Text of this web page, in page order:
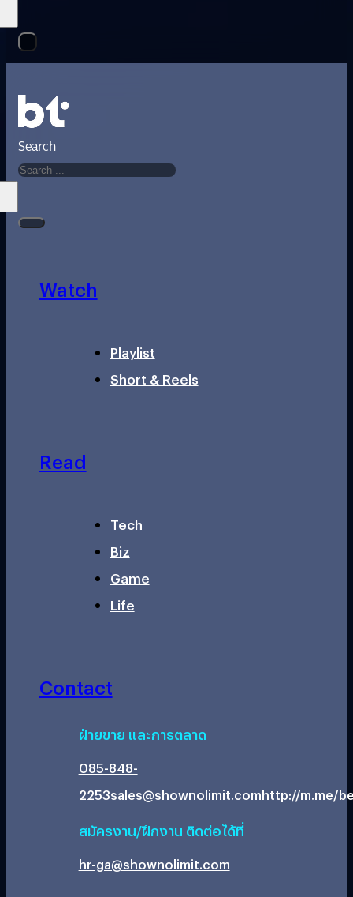
Search
Watch
Playlist
Short & Reels
Read
Tech
Biz
Game
Life
Contact
ฝ่ายขาย และการตลาด
085-848-
2253sales@shownolimit.comhttp://m.me/
สมัครงาน/ฝึกงาน ติดต่อได้ที่
hr-ga@shownolimit.com